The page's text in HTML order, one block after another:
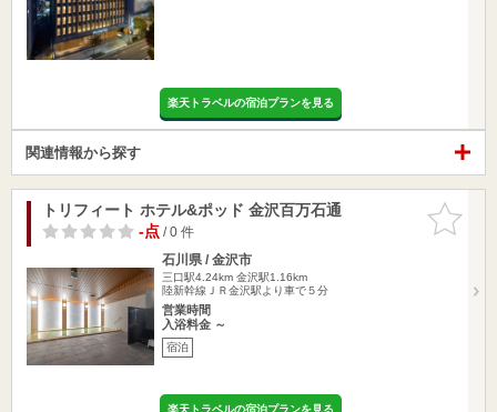
楽天トラベルの宿泊プランを見る
関連情報から探す
お気に入
りに追加
トリフィート ホテル&ポッド 金沢百万石通
-点/ 0 件
石川県 / 金沢市
三口駅4.24km 金沢駅1.16km
陸新幹線ＪＲ金沢駅より車で５分
営業時間
入浴料金 ～
宿泊
楽天トラベルの宿泊プランを見る